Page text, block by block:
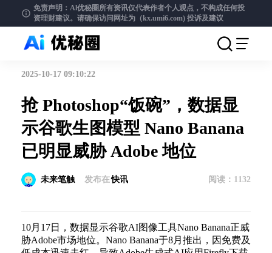
免责声明：Al优秘圈所有资讯仅代表作者个人观点，不构成任何投
资理财建议。请确保访问网址为（kx.umi6.com) 投诉及建议
2025-10-17 09:10:22
抢 Photoshop“饭碗”，数据显
示谷歌生图模型 Nano Banana
已明显威胁 Adobe 地位
未来笔触 发布在快讯 阅读： 1132
10月17日，数据显示谷歌AI图像工具Nano Banana正威
胁Adobe市场地位。Nano Banana于8月推出，因免费及